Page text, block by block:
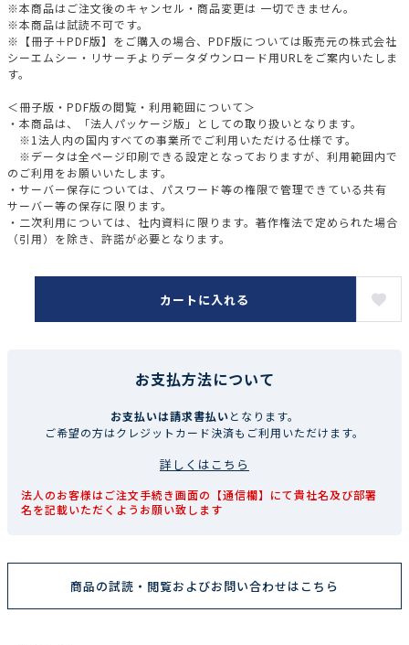
※本商品はご注文後のキャンセル・商品変更は 一切できません。
※本商品は試読不可です。
※【冊子＋PDF版】をご購入の場合、PDF版については販売元の株式会社
シーエムシー・リサーチよりデータダウンロード用URLをご案内いたしま
す。
＜冊子版・PDF版の閲覧・利用範囲について＞
・本商品は、「法人パッケージ版」としての取り扱いとなります。
※1法人内の国内すべての事業所でご利用いただける仕様です。
※データは全ページ印刷できる設定となっておりますが、利用範囲内で
のご利用をお願いいたします。
・サーバー保存については、パスワード等の権限で管理できている共有
サーバー等の保存に限ります。
・二次利用については、社内資料に限ります。著作権法で定められた場合
（引用）を除き、許諾が必要となります。
カートに入れる
お支払方法について
お支払いは請求書払いとなります。
ご希望の方はクレジットカード決済もご利用いただけます。
詳しくはこちら
法人のお客様はご注文手続き画面の【通信欄】にて貴社名及び部署
名を記載いただくようお願い致します
商品の試読・閲覧およびお問い合わせはこちら